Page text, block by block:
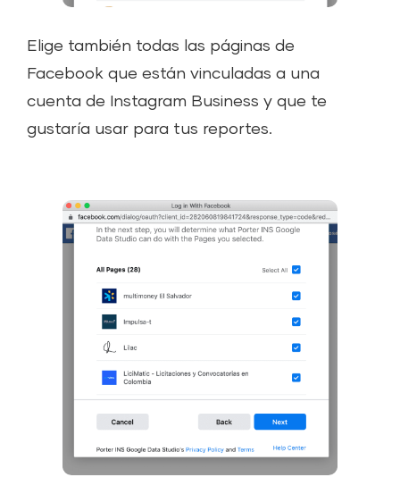
Elige también todas las páginas de
Facebook que están vinculadas a una
cuenta de Instagram Business y que te
gustaría usar para tus reportes.